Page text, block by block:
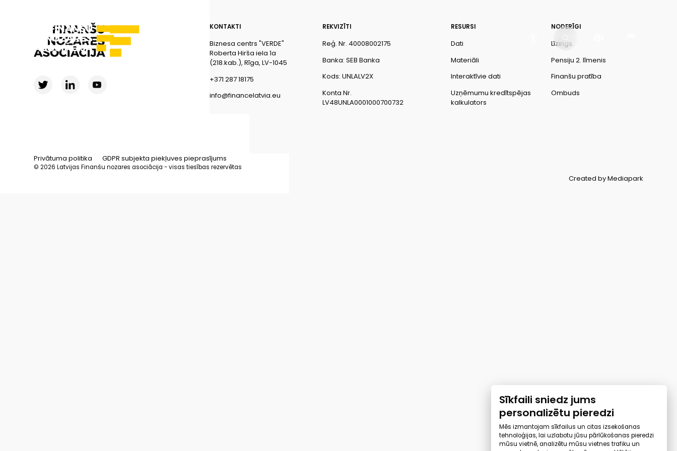
KONTAKTI
Biznesa centrs "VERDE"
Roberta Hirša iela 1a
(218.kab.), Rīga, LV-1045
+371 287 18175
info@financelatvia.eu
REKVIZĪTI
Reģ. Nr. 40008002175
Banka: SEB Banka
Kods: UNLALV2X
Konta Nr.
LV48UNLA0001000700732
RESURSI
Dati
Materiāli
Interaktīvie dati
Uzņēmumu kredītspējas
kalkulators
NODERĪGI
Līzings
Pensiju 2. līmenis
Finanšu pratība
Ombuds
Privātuma politika GDPR subjekta piekļuves pieprasījums
© 2026 Latvijas Finanšu nozares asociācija - visas tiesības rezervētas
Created by Mediapark
Sīkfaili sniedz jums
personalizētu pieredzi
Mēs izmantojam sīkfailus un citas izsekošanas
tehnoloģijas, lai uzlabotu jūsu pārlūkošanas pieredzi
mūsu vietnē, analizētu mūsu vietnes trafiku un